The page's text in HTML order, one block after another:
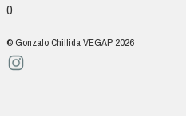
0
© Gonzalo Chillida VEGAP 2026